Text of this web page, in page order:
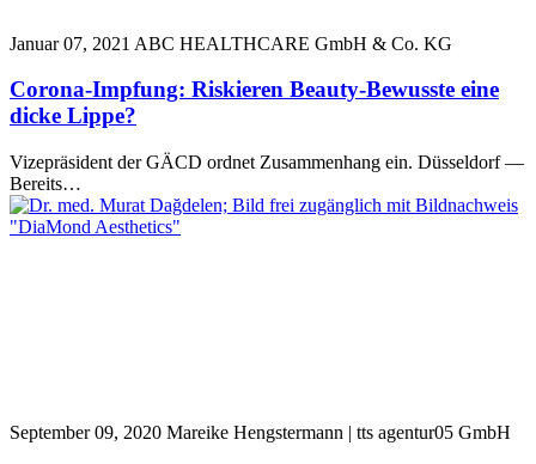
Januar 07, 2021 ABC HEALTHCARE GmbH & Co. KG
Corona-Impfung: Riskieren Beauty-Bewusste eine
dicke Lippe?
Vizepräsident der GÄCD ordnet Zusammenhang ein. Düsseldorf —
Bereits…
September 09, 2020 Mareike Hengstermann | tts agentur05 GmbH